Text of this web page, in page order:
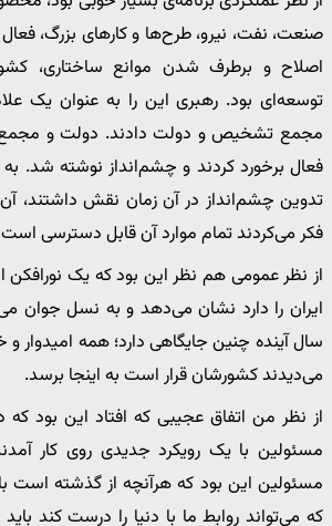
صنعت، نفت، نیرو، طرح‌ها و کارهای بزرگ،
اصلاح و برطرف شدن موانع ساختاری،
توسعه‌ای بود. رهبری این را به عنوان یک
مجمع تشخیص و دولت دادند. دولت و
فعال برخورد کردند و چشم‌انداز نوشته شد.
تدوین چشم‌انداز در آن زمان نقش داشتند،
فکر می‌کردند تمام موارد آن قابل دسترسی
سال آینده چنین جایگاهی دارد؛ همه
می‌دیدند کشورشان قرار است به اینجا برسد.
مسئولین با یک رویکرد جدیدی روی کار
مسئولین این بود که هرآنچه از گذشته است
که می‌تواند روابط ما با دنیا را درست کند